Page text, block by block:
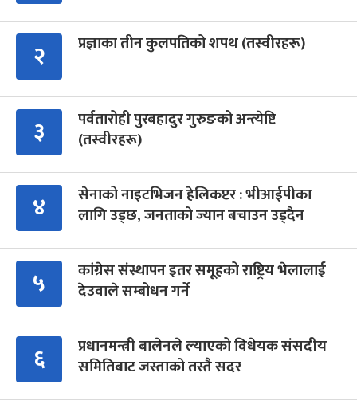
२ प्रज्ञाका तीन कुलपतिको शपथ (तस्वीरहरू)
३
पर्वतारोही पुरबहादुर गुरुङको अन्त्येष्टि
(तस्वीरहरू)
४
सेनाको नाइटभिजन हेलिकप्टर : भीआईपीका
लागि उड्छ, जनताको ज्यान बचाउन उड्दैन
५
कांग्रेस संस्थापन इतर समूहको राष्ट्रिय भेलालाई
देउवाले सम्बोधन गर्ने
६
प्रधानमन्त्री बालेनले ल्याएको विधेयक संसदीय
समितिबाट जस्ताको तस्तै सदर